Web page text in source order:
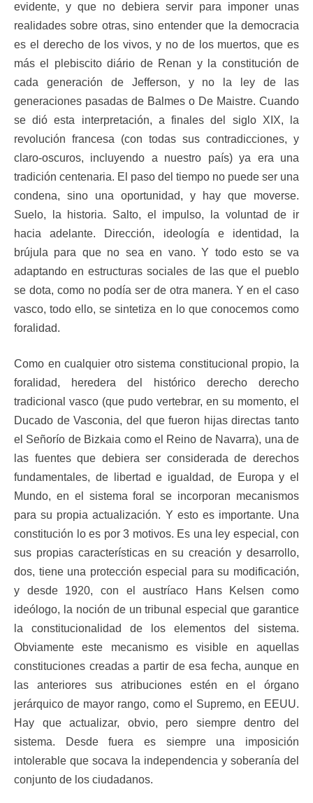
evidente, y que no debiera servir para imponer unas
realidades sobre otras, sino entender que la democracia
es el derecho de los vivos, y no de los muertos, que es
más el plebiscito diário de Renan y la constitución de
cada generación de Jefferson, y no la ley de las
generaciones pasadas de Balmes o De Maistre. Cuando
se dió esta interpretación, a finales del siglo XIX, la
revolución francesa (con todas sus contradicciones, y
claro-oscuros, incluyendo a nuestro país) ya era una
tradición centenaria. El paso del tiempo no puede ser una
condena, sino una oportunidad, y hay que moverse.
Suelo, la historia. Salto, el impulso, la voluntad de ir
hacia adelante. Dirección, ideología e identidad, la
brújula para que no sea en vano. Y todo esto se va
adaptando en estructuras sociales de las que el pueblo
se dota, como no podía ser de otra manera. Y en el caso
vasco, todo ello, se sintetiza en lo que conocemos como
foralidad.
Como en cualquier otro sistema constitucional propio, la
foralidad, heredera del histórico derecho derecho
tradicional vasco (que pudo vertebrar, en su momento, el
Ducado de Vasconia, del que fueron hijas directas tanto
el Señorío de Bizkaia como el Reino de Navarra), una de
las fuentes que debiera ser considerada de derechos
fundamentales, de libertad e igualdad, de Europa y el
Mundo, en el sistema foral se incorporan mecanismos
para su propia actualización. Y esto es importante. Una
constitución lo es por 3 motivos. Es una ley especial, con
sus propias características en su creación y desarrollo,
dos, tiene una protección especial para su modificación,
y desde 1920, con el austríaco Hans Kelsen como
ideólogo, la noción de un tribunal especial que garantice
la constitucionalidad de los elementos del sistema.
Obviamente este mecanismo es visible en aquellas
constituciones creadas a partir de esa fecha, aunque en
las anteriores sus atribuciones estén en el órgano
jerárquico de mayor rango, como el Supremo, en EEUU.
Hay que actualizar, obvio, pero siempre dentro del
sistema. Desde fuera es siempre una imposición
intolerable que socava la independencia y soberanía del
conjunto de los ciudadanos.